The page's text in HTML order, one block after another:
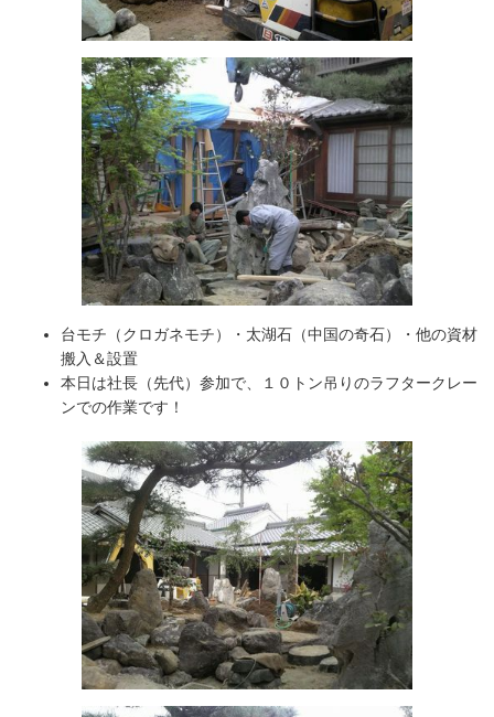
台モチ（クロガネモチ）・太湖石（中国の奇石）・他の資材
搬入＆設置
本日は社長（先代）参加で、１０トン吊りのラフタークレー
ンでの作業です！